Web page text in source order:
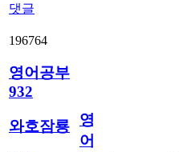
댓글
196764
영어공부
932
와호잠룡
영
어